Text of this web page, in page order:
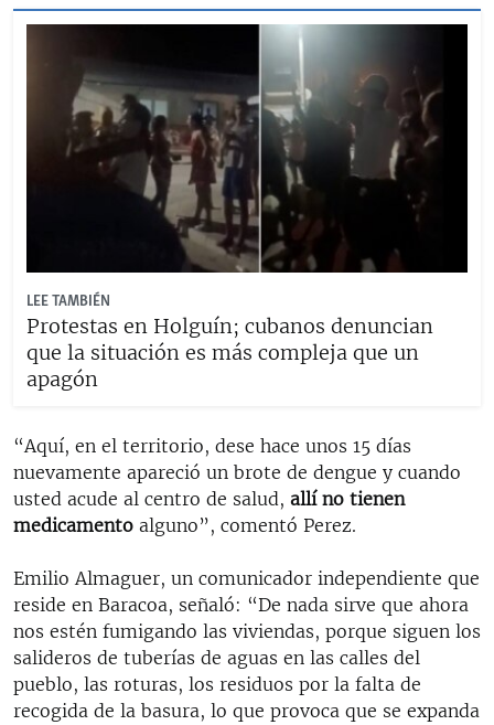
LEE TAMBIÉN
Protestas en Holguín; cubanos denuncian
que la situación es más compleja que un
apagón
“Aquí, en el territorio, dese hace unos 15 días
nuevamente apareció un brote de dengue y cuando
usted acude al centro de salud, allí no tienen
medicamento alguno”, comentó Perez.
Emilio Almaguer, un comunicador independiente que
reside en Baracoa, señaló: “De nada sirve que ahora
nos estén fumigando las viviendas, porque siguen los
salideros de tuberías de aguas en las calles del
pueblo, las roturas, los residuos por la falta de
recogida de la basura, lo que provoca que se expanda